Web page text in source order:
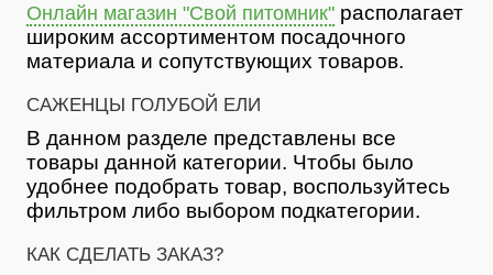
Онлайн магазин "Свой питомник" располагает
широким ассортиментом посадочного
материала и сопутствующих товаров.
САЖЕНЦЫ ГОЛУБОЙ ЕЛИ
В данном разделе представлены все
товары данной категории. Чтобы было
удобнее подобрать товар, воспользуйтесь
фильтром либо выбором подкатегории.
КАК СДЕЛАТЬ ЗАКАЗ?